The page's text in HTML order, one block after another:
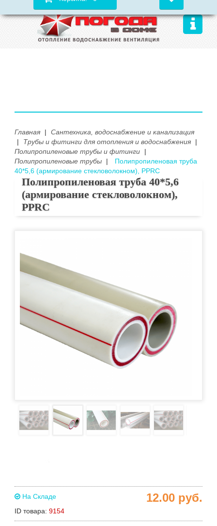
Главная |
Сантехника, водоснабжение и канализация
|
Трубы и фитинги для отопления и водоснабжения
|
Полипропиленовые трубы и фитинги
|
Полипропиленовые трубы
|
Полипропиленовая труба
40*5,6 (армирование стекловолокном), PPRC
Полипропиленовая труба 40*5,6
(армирование стекловолокном),
PPRC
На Складе
ID товара: 9154
12.00 руб.